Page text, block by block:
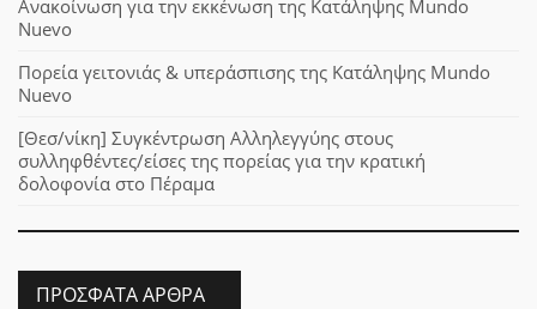
Ανακοίνωση για την εκκένωση της Κατάληψης Mundo
Nuevo
Πορεία γειτονιάς & υπεράσπισης της Κατάληψης Mundo
Nuevo
[Θεσ/νίκη] Συγκέντρωση Αλληλεγγύης στους
συλληφθέντες/είσες της πορείας για την κρατική
δολοφονία στο Πέραμα
ΠΡΌΣΦΑΤΑ ΆΡΘΡΑ